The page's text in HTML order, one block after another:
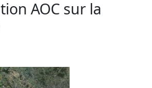
AOC sur la